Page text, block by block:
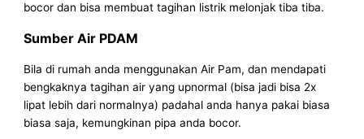
bocor dan bisa membuat tagihan listrik melonjak tiba tiba.
Sumber Air PDAM
Bila di rumah anda menggunakan Air Pam, dan mendapati
bengkaknya tagihan air yang upnormal (bisa jadi bisa 2x
lipat lebih dari normalnya) padahal anda hanya pakai biasa
biasa saja, kemungkinan pipa anda bocor.